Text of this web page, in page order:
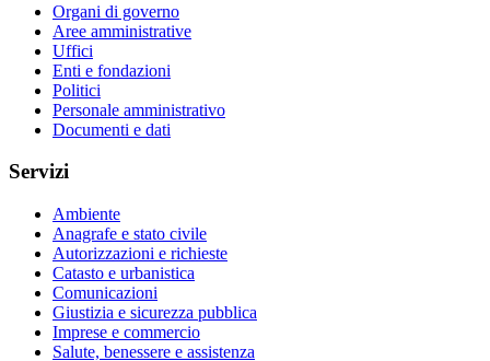
Organi di governo
Aree amministrative
Uffici
Enti e fondazioni
Politici
Personale amministrativo
Documenti e dati
Servizi
Ambiente
Anagrafe e stato civile
Autorizzazioni e richieste
Catasto e urbanistica
Comunicazioni
Giustizia e sicurezza pubblica
Imprese e commercio
Salute, benessere e assistenza